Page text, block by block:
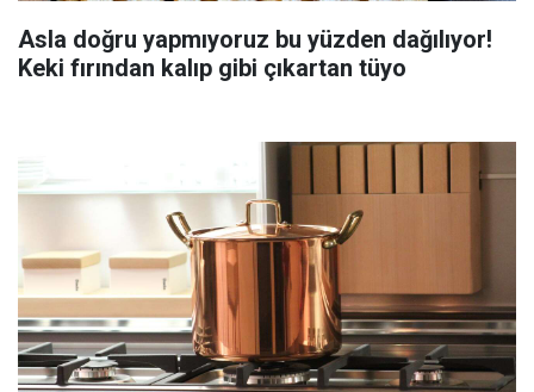
Asla doğru yapmıyoruz bu yüzden dağılıyor!
Keki fırından kalıp gibi çıkartan tüyo